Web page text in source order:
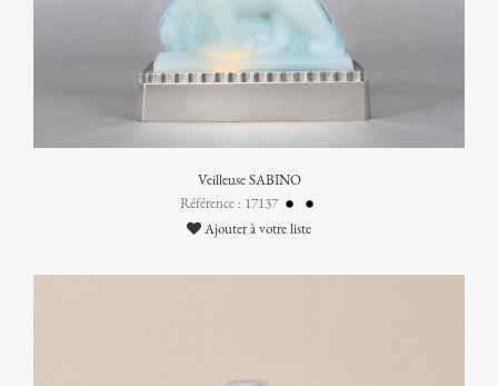
Veilleuse SABINO
Référence : 17137
Ajouter à votre liste